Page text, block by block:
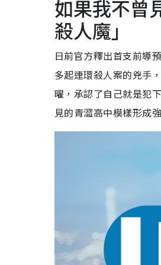
如果我不曾
殺人魔」
日前官方釋出首支前導
多起連環殺人案的兇手
曜，承認了自己就是犯
見的青澀高中模樣形成